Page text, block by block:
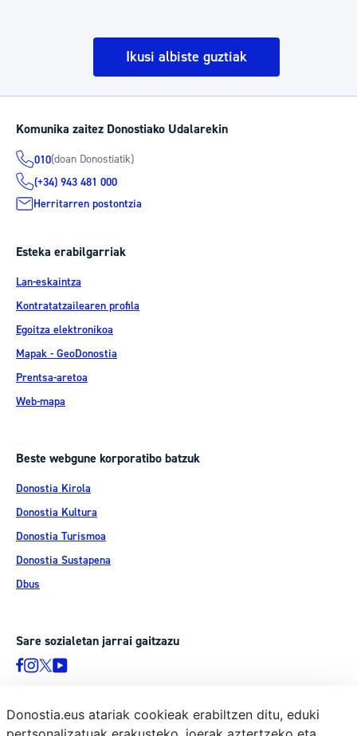
Ikusi albiste guztiak
Komunika zaitez Donostiako Udalarekin
010(doan Donostiatik)
(+34) 943 481 000
Herritarren postontzia
Esteka erabilgarriak
Lan-eskaintza
Kontratatzailearen profila
Egoitza elektronikoa
Mapak - GeoDonostia
Prentsa-aretoa
Web-mapa
Beste webgune korporatibo batzuk
Donostia Kirola
Donostia Kultura
Donostia Turismoa
Donostia Sustapena
Dbus
Sare sozialetan jarrai gaitzazu
Donostia.eus atariak cookieak erabiltzen ditu, eduki